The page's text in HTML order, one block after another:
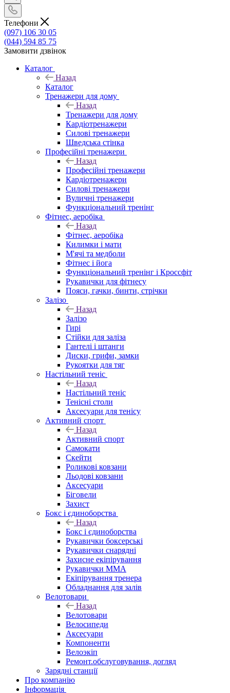
Телефони
(097) 106 30 05
(044) 594 85 75
Замовити дзвінок
Каталог
Назад
Каталог
Тренажери для дому
Назад
Тренажери для дому
Кардіотренажери
Силові тренажери
Шведська стінка
Професійні тренажери
Назад
Професійні тренажери
Кардіотренажери
Силові тренажери
Вуличні тренажери
Функціональний тренінг
Фітнес, аеробіка
Назад
Фітнес, аеробіка
Килимки і мати
М'ячі та медболи
Фітнес і йога
Функціональний тренінг і Кроссфіт
Рукавички для фітнесу
Пояси, гачки, бинти, стрічки
Залізо
Назад
Залізо
Гирі
Стійки для заліза
Гантелі і штанги
Диски, грифи, замки
Рукоятки для тяг
Настільний теніс
Назад
Настільний теніс
Тенісні столи
Аксесуари для тенісу
Активний спорт
Назад
Активний спорт
Самокати
Скейти
Роликові ковзани
Льодові ковзани
Аксесуари
Біговели
Захист
Бокс і єдиноборства
Назад
Бокс і єдиноборства
Рукавички боксерські
Рукавички снарядні
Захисне екіпірування
Рукавички ММА
Екіпірування тренера
Обладнання для залів
Велотовари
Назад
Велотовари
Велосипеди
Аксесуари
Компоненти
Велоэкіп
Ремонт.обслуговування, догляд
Зарядні станції
Про компанію
Інформація